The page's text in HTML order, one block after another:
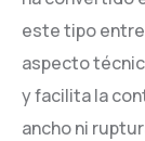
este tipo entre
aspecto
y facilita la
ancho ni